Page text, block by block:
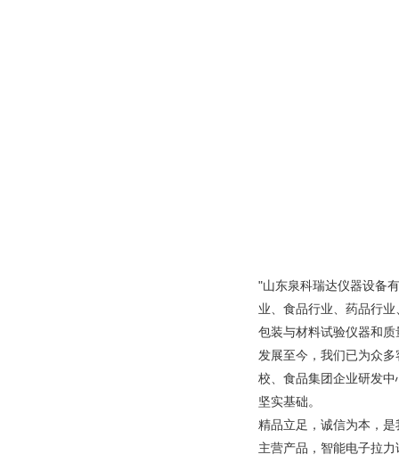
"山东泉科瑞达仪器设备
业、食品行业、药品行
包装与材料试验仪器和
发展至今，我们已为众
校、食品集团企业研发
坚实基础。
精品立足，诚信为本，
主营产品，智能电子拉